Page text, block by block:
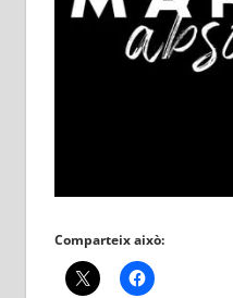
Comparteix això: